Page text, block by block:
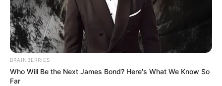
MANTÉNGASE EN ALERTA
Tenemos todas las noticias que le
favor, active las notificaciones de Alerta.
BRAINBERRIES
Who Will Be the Next James Bond? Here's What We Know So
Far